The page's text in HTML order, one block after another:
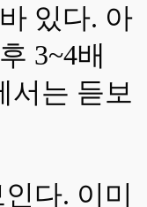
있다. 아
3~4배
서는 듣보
다. 이미